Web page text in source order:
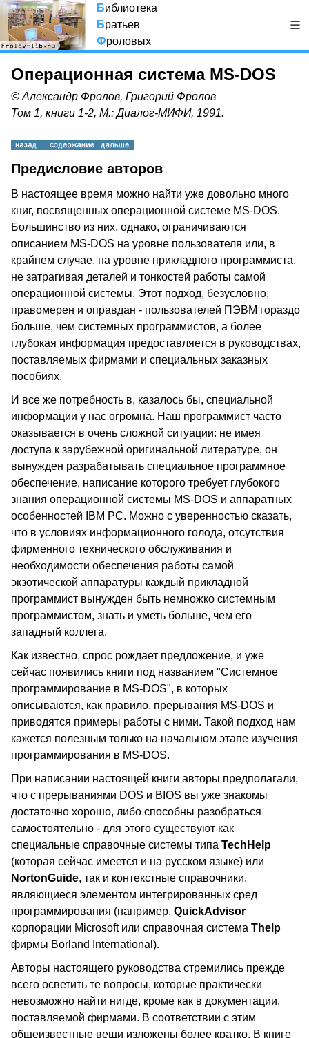
Библиотека
Братьев
Фроловых
Операционная система MS-DOS
© Александр Фролов, Григорий Фролов
Том 1, книги 1-2, М.: Диалог-МИФИ, 1991.
Предисловие авторов
В настоящее время можно найти уже довольно много
книг, посвященных операционной системе MS-DOS.
Большинство из них, однако, ограничиваются
описанием MS-DOS на уровне пользователя или, в
крайнем случае, на уровне прикладного программиста,
не затрагивая деталей и тонкостей работы самой
операционной системы. Этот подход, безусловно,
правомерен и оправдан - пользователей ПЭВМ гораздо
больше, чем системных программистов, а более
глубокая информация предоставляется в руководствах,
поставляемых фирмами и специальных заказных
пособиях.
И все же потребность в, казалось бы, специальной
информации у нас огромна. Наш программист часто
оказывается в очень сложной ситуации: не имея
доступа к зарубежной оригинальной литературе, он
вынужден разрабатывать специальное программное
обеспечение, написание которого требует глубокого
знания операционной системы MS-DOS и аппаратных
особенностей IBM PC. Можно с уверенностью сказать,
что в условиях информационного голода, отсутствия
фирменного технического обслуживания и
необходимости обеспечения работы самой
экзотической аппаратуры каждый прикладной
программист вынужден быть немножко системным
программистом, знать и уметь больше, чем его
западный коллега.
Как известно, спрос рождает предложение, и уже
сейчас появились книги под названием "Системное
программирование в MS-DOS", в которых
описываются, как правило, прерывания MS-DOS и
приводятся примеры работы с ними. Такой подход нам
кажется полезным только на начальном этапе изучения
программирования в MS-DOS.
При написании настоящей книги авторы предполагали,
что с прерываниями DOS и BIOS вы уже знакомы
достаточно хорошо, либо способны разобраться
самостоятельно - для этого существуют как
специальные справочные системы типа TechHelp
(которая сейчас имеется и на русском языке) или
NortonGuide, так и контекстные справочники,
являющиеся элементом интегрированных сред
программирования (например, QuickAdvisor
корпорации Microsoft или справочная система Thelp
фирмы Borland International).
Авторы настоящего руководства стремились прежде
всего осветить те вопросы, которые практически
невозможно найти нигде, кроме как в документации,
поставляемой фирмами. В соответствии с этим
общеизвестные вещи изложены более кратко. В книге